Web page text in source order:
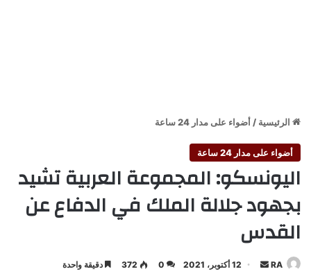
الرئيسية / أضواء على مدار 24 ساعة
أضواء على مدار 24 ساعة
اليونسكو: المجموعة العربية تشيد
بجهود جلالة الملك في الدفاع عن
القدس
RA
أرسل 12 أكتوبر، 2021 0
372 دقيقة واحدة